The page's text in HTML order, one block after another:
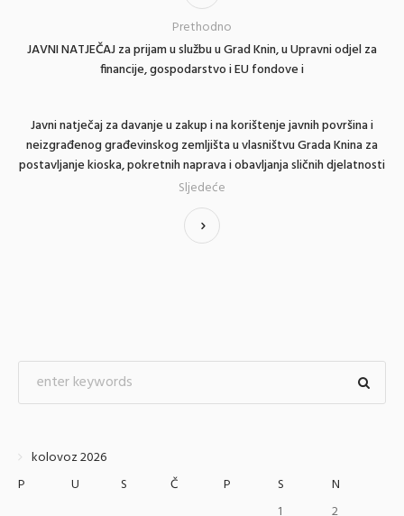
JAVNI NATJEČAJ za prijam u službu u Grad Knin, u Upravni odjel za
financije, gospodarstvo i EU fondove i
Prethodno
Javni natječaj za davanje u zakup i na korištenje javnih površina i
neizgrađenog građevinskog zemljišta u vlasništvu Grada Knina za
postavljanje kioska, pokretnih naprava i obavljanja sličnih djelatnosti
Sljedeće
kolovoz 2026
P
U S Č P S
N